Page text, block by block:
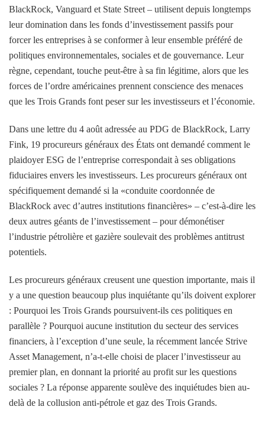
BlackRock, Vanguard et State Street – utilisent depuis longtemps
leur domination dans les fonds d’investissement passifs pour
forcer les entreprises à se conformer à leur ensemble préféré de
politiques environnementales, sociales et de gouvernance. Leur
règne, cependant, touche peut-être à sa fin légitime, alors que les
forces de l’ordre américaines prennent conscience des menaces
que les Trois Grands font peser sur les investisseurs et l’économie.
Dans une lettre du 4 août adressée au PDG de BlackRock, Larry
Fink, 19 procureurs généraux des États ont demandé comment le
plaidoyer ESG de l’entreprise correspondait à ses obligations
fiduciaires envers les investisseurs. Les procureurs généraux ont
spécifiquement demandé si la «conduite coordonnée de
BlackRock avec d’autres institutions financières» – c’est-à-dire les
deux autres géants de l’investissement – pour démonétiser
l’industrie pétrolière et gazière soulevait des problèmes antitrust
potentiels.
Les procureurs généraux creusent une question importante, mais il
y a une question beaucoup plus inquiétante qu’ils doivent explorer
: Pourquoi les Trois Grands poursuivent-ils ces politiques en
parallèle ? Pourquoi aucune institution du secteur des services
financiers, à l’exception d’une seule, la récemment lancée Strive
Asset Management, n’a-t-elle choisi de placer l’investisseur au
premier plan, en donnant la priorité au profit sur les questions
sociales ? La réponse apparente soulève des inquiétudes bien au-
delà de la collusion anti-pétrole et gaz des Trois Grands.